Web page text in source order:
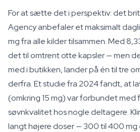
For at sætte det i perspektiv: det
Agency anbefaler et maksimalt
mg fra alle kilder tilsammen. Med
det til omtrent otte kapsler — men
med i butikken, lander på én til tre
derfra. Et studie fra 2024 fandt, at
(omkring 15 mg) var forbundet
søvnkvalitet hos nogle deltagere.
langt højere doser — 300 til 400